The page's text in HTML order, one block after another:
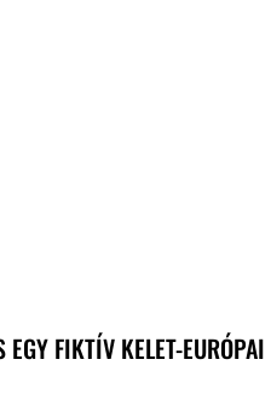
FIKTÍV KELET-EURÓPAI